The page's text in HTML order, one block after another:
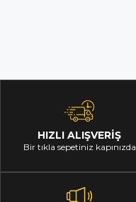
HIZLI ALIŞVERİŞ
Bir tıkla sepetiniz kapınızda